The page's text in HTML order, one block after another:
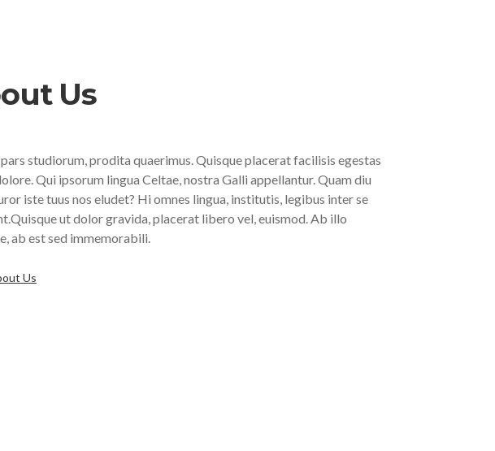
Us
studiorum, prodita quaerimus. Quisque placerat facilisis egestas
Qui ipsorum lingua Celtae, nostra Galli appellantur. Quam diu
iste tuus nos eludet? Hi omnes lingua, institutis, legibus inter se
ut dolor gravida, placerat libero vel, euismod. Ab illo
ab est sed immemorabili.
Us